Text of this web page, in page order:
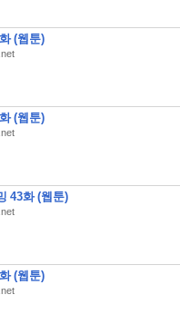
(웹툰)
(웹툰)
43화 (웹툰)
(웹툰)